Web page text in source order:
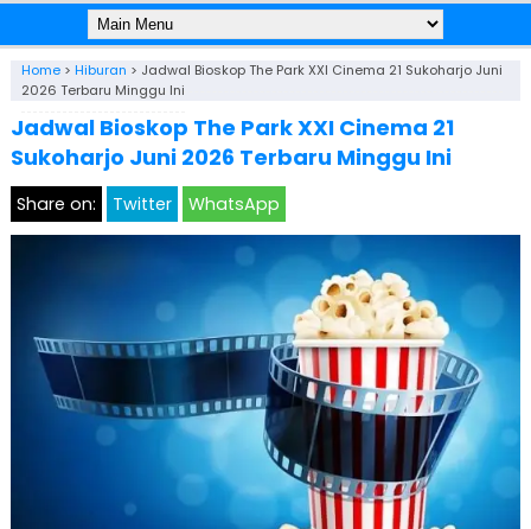
Home> Hiburan > Jadwal Bioskop The Park XXI Cinema 21 Sukoharjo Juni
2026 Terbaru Minggu Ini
Jadwal Bioskop The Park XXI Cinema 21
Sukoharjo Juni 2026 Terbaru Minggu Ini
Share on: Twitter WhatsApp